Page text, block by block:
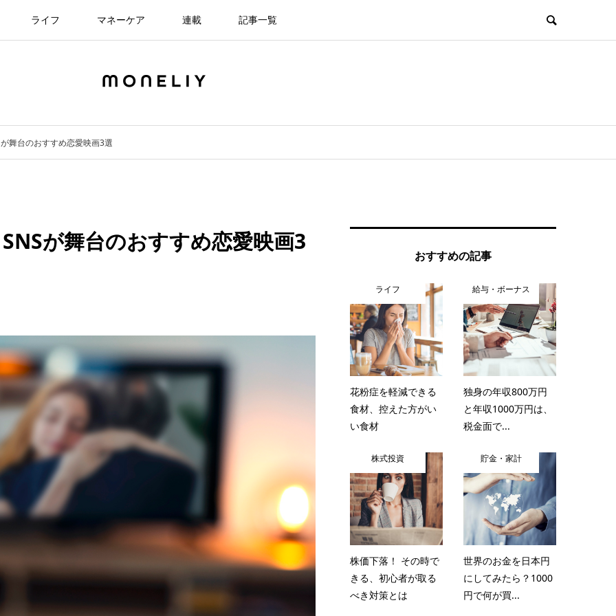
ライフ マネーケア 連載 記事一覧
舞台のおすすめ恋愛映画3選
が舞台のおすすめ恋愛映画3
おすすめの記事
ライフ
花粉症を軽減できる
食材、控えた方がい
い食材
給与・ボーナス
独身の年収800万円
と年収1000万円は、
税金面で...
株式投資
株価下落！ その時で
きる、初心者が取る
べき対策とは
貯金・家計
世界のお金を日本円
にしてみたら？1000
円で何が買...